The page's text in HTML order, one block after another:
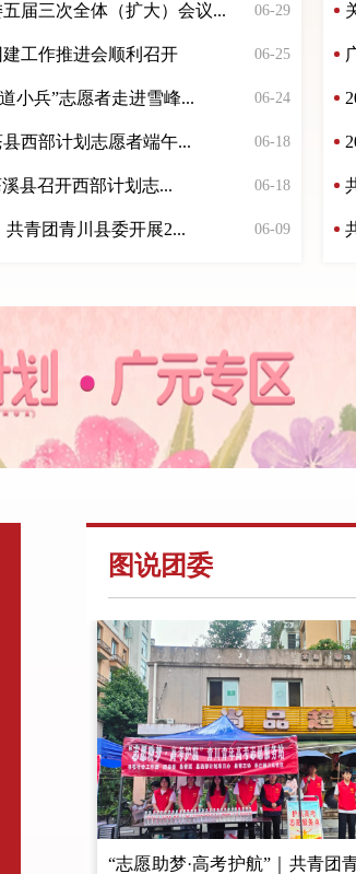
届三次全体（扩大）会议... 06-29
工作推进会顺利召开 06-25
小兵”志愿者走进雪峰... 06-24
西部计划志愿者端午... 06-18
县召开西部计划志... 06-18
共青团青川县委开展2... 06-09
图说团委
中国
“志愿助梦·高考护航”｜共青团